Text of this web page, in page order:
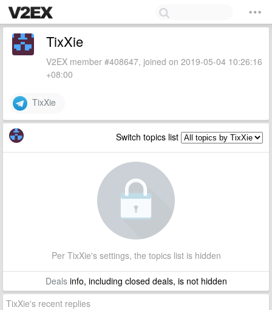
TixXie
V2EX member #408647, joined on 2019-05-04 10:26:16
+08:00
TixXie
Switch topics list
Per TixXie's settings, the topics list is hidden
Dealsinfo, including closed deals, is not hidden
TixXie's recent replies